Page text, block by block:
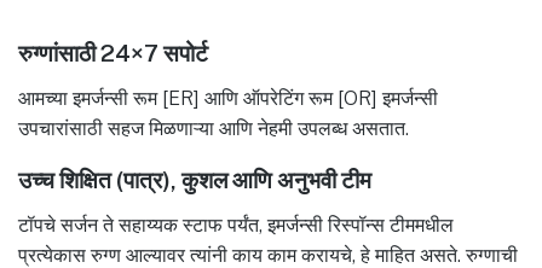
रुग्णांसाठी 24×7 सपोर्ट
आमच्या इमर्जन्सी रूम [ER] आणि ऑपरेटिंग रूम [OR] इमर्जन्सी
उपचारांसाठी सहज मिळणाऱ्या आणि नेहमी उपलब्ध असतात.
उच्च शिक्षित (पात्र), कुशल आणि अनुभवी टीम
टॉपचे सर्जन ते सहाय्यक स्टाफ पर्यंत, इमर्जन्सी रिस्पॉन्स टीममधील
प्रत्येकास रुग्ण आल्यावर त्यांनी काय काम करायचे, हे माहित असते. रुग्णाची